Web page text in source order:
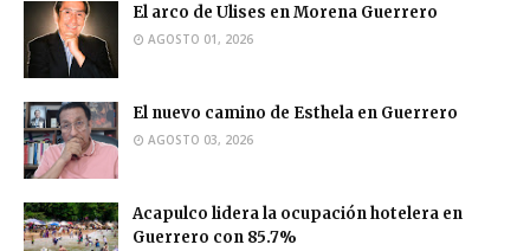
El arco de Ulises en Morena Guerrero
AGOSTO 01, 2026
El nuevo camino de Esthela en Guerrero
AGOSTO 03, 2026
Acapulco lidera la ocupación hotelera en
Guerrero con 85.7%